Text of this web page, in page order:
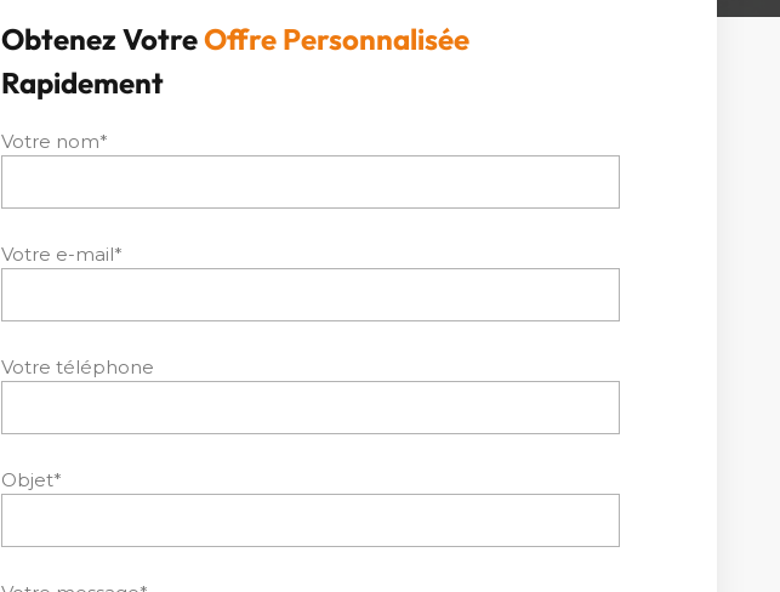
Obtenez VotreOffre Personnalisée
Rapidement
Votre nom*
Votre e-mail*
Votre téléphone
Objet*